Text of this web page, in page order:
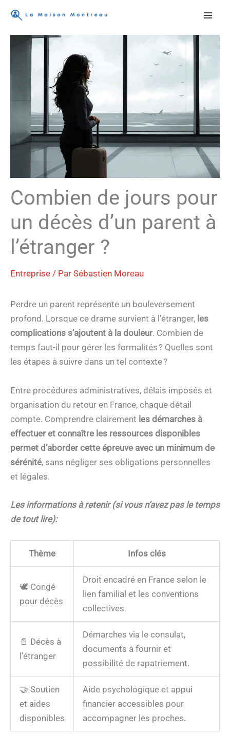
contenu
Combien de jours pour
un décès d’un parent à
l’étranger ?
Entreprise / Par Sébastien Moreau
Perdre un parent représente un bouleversement
profond. Lorsque ce drame survient à l’étranger, les
complications s’ajoutent à la douleur. Combien de
temps faut-il pour gérer les formalités ? Quelles sont
les étapes à suivre dans un tel contexte ?
Entre procédures administratives, délais imposés et
organisation du retour en France, chaque détail
compte. Comprendre clairement les démarches à
effectuer et connaître les ressources disponibles
permet d’aborder cette épreuve avec un minimum de
sérénité, sans négliger ses obligations personnelles
et légales.
Les informations à retenir (si vous n’avez pas le temps
de tout lire):
Thème Infos clés
🕊️ Congé
pour décès
Droit encadré en France selon le
lien familial et les conventions
collectives.
📄 Décès à
l’étranger
Démarches via le consulat,
documents à fournir et
possibilité de rapatriement.
🤝 Soutien
et aides
disponibles
Aide psychologique et appui
financier accessibles pour
accompagner les proches.